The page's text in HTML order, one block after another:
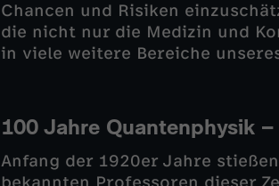
Chancen und Risiken
die nicht nur die Medizin und
in viele weitere Bereiche
100 Jahre Quantenphysik
Anfang der 1920er Jahre